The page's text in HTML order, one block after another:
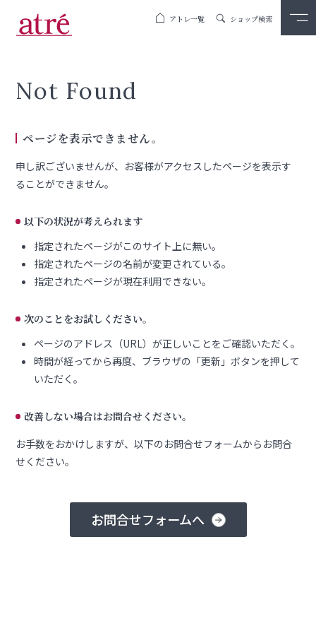
アトレ一覧 ショップ検索
Not Found
ページを表示できません。
申し訳ございませんが、お客様がアクセスしたページを表示す
ることができません。
以下の状況が考えられます
指定されたページがこのサイト上に無い。
指定されたページの名前が変更されている。
指定されたページが現在利用できない。
次のことをお試しください。
ページのアドレス（URL）が正しいことをご確認いただく。
時間が経ってから再度、ブラウザの「更新」ボタンを押して
いただく。
改善しない場合はお問合せください。
お手数をおかけしますが、以下のお問合せフォームからお問合
せください。
お問合せフォームへ